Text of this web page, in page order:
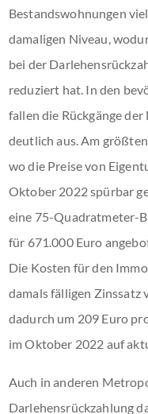
Bestandswohnungen
damaligen Niveau,
bei der
reduziert hat. In den
fallen die Rückgänge
deutlich aus. Am
wo die Preise von
Oktober 2022 spürbar
eine 75-Quadratmeter-
für 671.000 Euro
Die Kosten für den
damals fälligen Zinssatz
dadurch um 209 Euro
im Oktober 2022 auf
Auch in anderen
Darlehensrückzahlung